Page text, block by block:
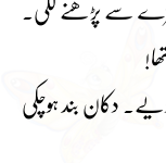
مزے سے پڑھنے لگی۔
دکان بند ہوچکی